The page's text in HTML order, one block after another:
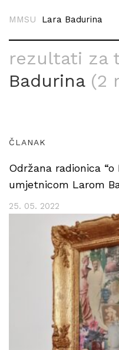
MMSU Lara Badurina
rezultati za
Badurina (2
ČLANAK
Održana radionica
umjetnicom Larom
25. 05. 2022